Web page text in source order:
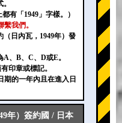
有「1949」字樣。）
我們。
日內瓦，1949年）發
、B、C、D或E。
印章或標記。
的一年內且在進入日
年）簽約國 / 日本